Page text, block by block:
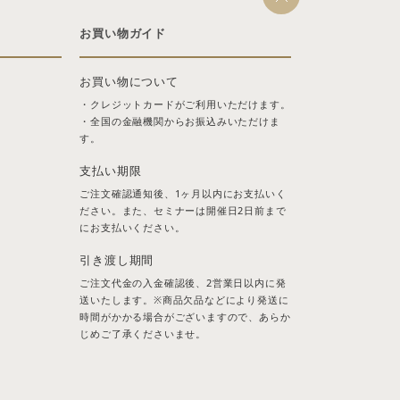
お買い物ガイド
お買い物について
・クレジットカードがご利用いただけます。
・全国の金融機関からお振込みいただけま
す。
支払い期限
ご注文確認通知後、1ヶ月以内にお支払いく
ださい。また、セミナーは開催日2日前まで
にお支払いください。
引き渡し期間
ご注文代金の入金確認後、2営業日以内に発
送いたします。※商品欠品などにより発送に
時間がかかる場合がございますので、あらか
じめご了承くださいませ。